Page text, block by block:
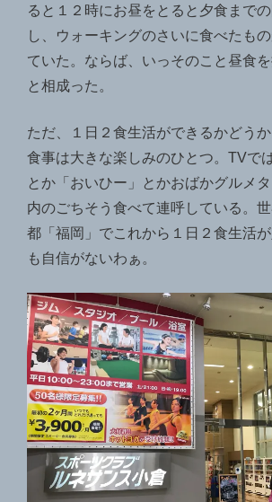
ると１２時にお昼をとると夕食まで
し、ウォーキングのさいに食べたも
ていた。ならば、いっそのこと昼食を
と相成った。
ただ、１日２食生活ができるかどう
食事は大きな楽しみのひとつ。TVで
とか「おいひー」とかおばかグルメ
内のごちそう食べて連呼している。
都「福岡」でこれから１日２食生活が
も自信がないわぁ。